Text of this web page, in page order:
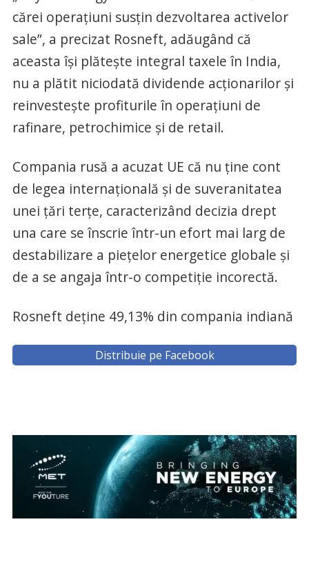
cărei operaţiuni susţin dezvoltarea activelor
sale”, a precizat Rosneft, adăugând că
aceasta îşi plăteşte integral taxele în India,
nu a plătit niciodată dividende acţionarilor şi
reinvesteşte profiturile în operaţiuni de
rafinare, petrochimice şi de retail.
Compania rusă a acuzat UE că nu ţine cont
de legea internaţională şi de suveranitatea
unei ţări terţe, caracterizând decizia drept
una care se înscrie într-un efort mai larg de
destabilizare a pieţelor energetice globale şi
de a se angaja într-o competiţie incorectă.
Rosneft deține 49,13% din compania indiană
Distribuie pe Facebook